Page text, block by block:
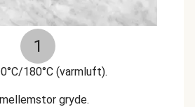
1
180°C (varmluft).
gryde.